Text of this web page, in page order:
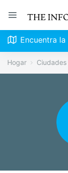
Encuentra
Hogar Ciudades